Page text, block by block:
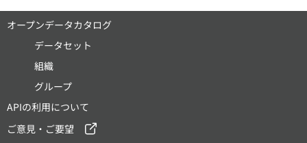
オープンデータカタログ
データセット
組織
グループ
APIの利用について
ご意見・ご要望